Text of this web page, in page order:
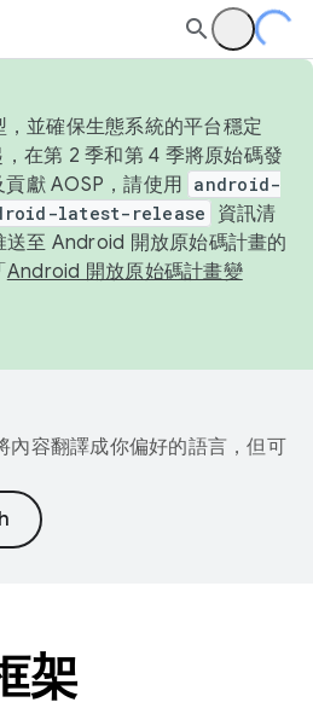
並確保生態系統的平台穩定
在第 2 季和第 4 季將原始碼發
獻 AOSP，請使用 android-
latest-release
資訊清
至 Android 開放原始碼計畫的
Android 開放原始碼計畫變
容翻譯成你偏好的語言，但可
架